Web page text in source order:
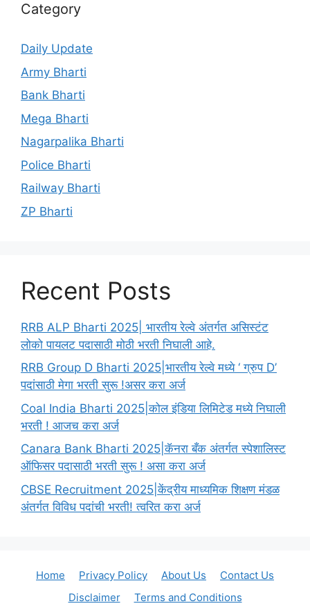
Category
Daily Update
Army Bharti
Bank Bharti
Mega Bharti
Nagarpalika Bharti
Police Bharti
Railway Bharti
ZP Bharti
Recent Posts
RRB ALP Bharti 2025| भारतीय रेल्वे अंतर्गत असिस्टंट
लोको पायलट पदासाठी मोठी भरती निघाली आहे.
RRB Group D Bharti 2025|भारतीय रेल्वे मध्ये ‘ ग्रुप D’
पदांसाठी मेगा भरती सुरू !असर करा अर्ज
Coal India Bharti 2025|कोल इंडिया लिमिटेड मध्ये निघाली
भरती ! आजच करा अर्ज
Canara Bank Bharti 2025|कॅनरा बँक अंतर्गत स्पेशालिस्ट
ऑफिसर पदासाठी भरती सुरू ! असा करा अर्ज
CBSE Recruitment 2025|केंद्रीय माध्यमिक शिक्षण मंडळ
अंतर्गत विविध पदांची भरती! त्वरित करा अर्ज
Home Privacy Policy About Us
Contact Us
Disclaimer
Terms and Conditions